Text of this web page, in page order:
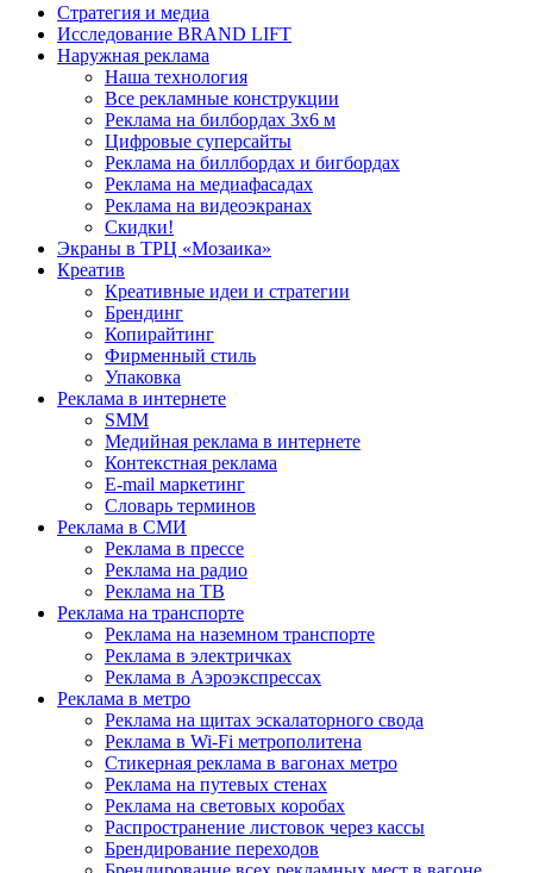
Стратегия и медиа
Исследование BRAND LIFT
Наружная реклама
Наша технология
Все рекламные конструкции
Реклама на билбордах 3х6 м
Цифровые суперсайты
Реклама на биллбордах и бигбордах
Реклама на медиафасадах
Реклама на видеоэкранах
Скидки!
Экраны в ТРЦ «Мозаика»
Креатив
Креативные идеи и стратегии
Брендинг
Копирайтинг
Фирменный стиль
Упаковка
Реклама в интернете
SMM
Медийная реклама в интернете
Контекстная реклама
E-mail маркетинг
Словарь терминов
Реклама в СМИ
Реклама в прессе
Реклама на радио
Реклама на ТВ
Реклама на транспорте
Реклама на наземном транспорте
Реклама в электричках
Реклама в Аэроэкспрессах
Реклама в метро
Реклама на щитах эскалаторного свода
Реклама в Wi-Fi метрополитена
Стикерная реклама в вагонах метро
Реклама на путевых стенах
Реклама на световых коробах
Распространение листовок через кассы
Брендирование переходов